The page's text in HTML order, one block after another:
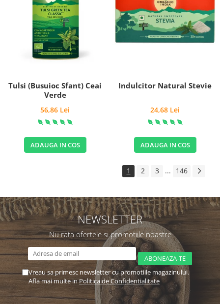
Tulsi (Busuioc Sfant) Ceai
Verde
56,86 Lei
ADAUGA IN COS
Indulcitor Natural Stevie
24,68 Lei
ADAUGA IN COS
1 2 3 ... 146
NEWSLETTER
Nu rata ofertele si promotiile noastre
Vreau sa primesc newsletter cu promotiile magazinului.
Afla mai multe inPolitica de Confidentialitate